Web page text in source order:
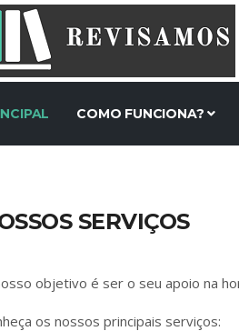
COMO FUNCIONA?
SERVIÇOS
objetivo é ser o seu apoio na
os nossos principais serviços: